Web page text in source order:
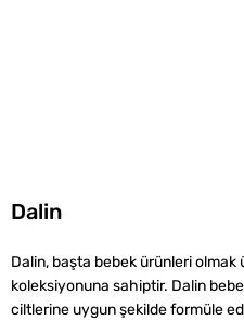
Dalin
Dalin, başta bebek ürünleri olmak
koleksiyonuna sahiptir. Dalin
ciltlerine uygun şekilde formüle